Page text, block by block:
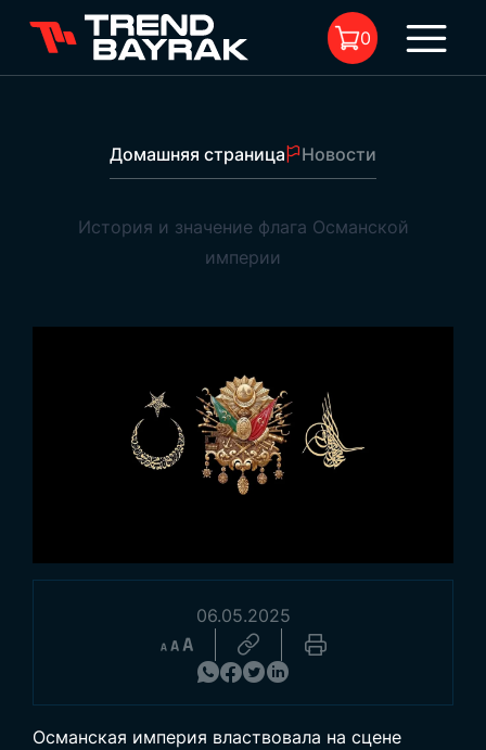
0
Домашняя страница Новости
История и значение флага Османской
империи
06.05.2025
Османская империя властвовала на сцене
Просмотреть товары